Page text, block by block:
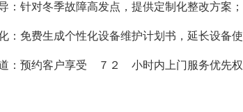
：针对冬季故障高发点，提供定制化整改方案；
：免费生成个性化设备维护计划书，延长设备使
：预约客户享受 ７２ 小时内上门服务优先权